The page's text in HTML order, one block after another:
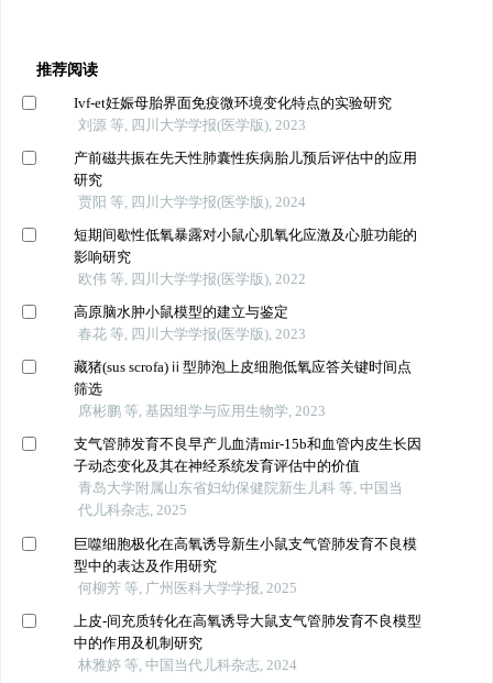
推荐阅读
Ivf-et妊娠母胎界面免疫微环境变化特点的实验研究
刘源 等, 四川大学学报(医学版), 2023
产前磁共振在先天性肺囊性疾病胎儿预后评估中的应用
研究
贾阳 等, 四川大学学报(医学版), 2024
短期间歇性低氧暴露对小鼠心肌氧化应激及心脏功能的
影响研究
欧伟 等, 四川大学学报(医学版), 2022
高原脑水肿小鼠模型的建立与鉴定
春花 等, 四川大学学报(医学版), 2023
藏猪(sus scrofa)ⅱ型肺泡上皮细胞低氧应答关键时间点
筛选
席彬鹏 等, 基因组学与应用生物学, 2023
支气管肺发育不良早产儿血清mir-15b和血管内皮生长因
子动态变化及其在神经系统发育评估中的价值
青岛大学附属山东省妇幼保健院新生儿科 等, 中国当
代儿科杂志, 2025
巨噬细胞极化在高氧诱导新生小鼠支气管肺发育不良模
型中的表达及作用研究
何柳芳 等, 广州医科大学学报, 2025
上皮-间充质转化在高氧诱导大鼠支气管肺发育不良模型
中的作用及机制研究
林雅婷 等, 中国当代儿科杂志, 2024